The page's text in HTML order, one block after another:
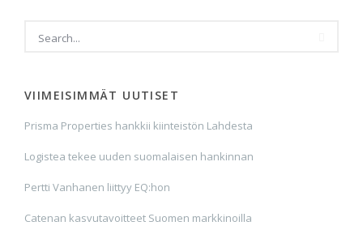
VIIMEISIMMÄT UUTISET
Prisma Properties hankkii kiinteistön Lahdesta
Logistea tekee uuden suomalaisen hankinnan
Pertti Vanhanen liittyy EQ:hon
Catenan kasvutavoitteet Suomen markkinoilla